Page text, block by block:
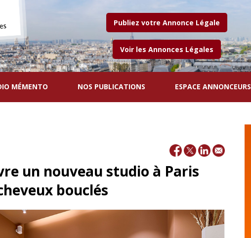
Publiez votre Annonce Légale
Voir les Annonces Légales
MÉMENTO NOS PUBLICATIONS ESPACE ANNONCEURS
un nouveau studio à Paris
bouclés